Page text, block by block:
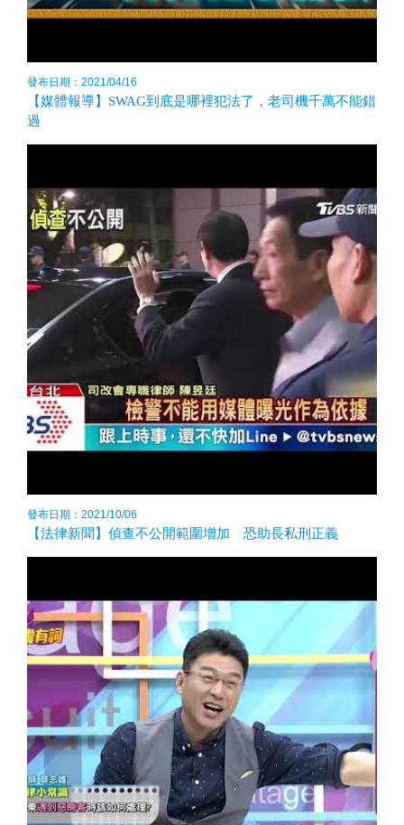
發布日期：2021/04/16
【媒體報導】SWAG到底是哪裡犯法了，老司機千萬不能錯
過
發布日期：2021/10/06
【法律新聞】偵查不公開範圍增加 恐助長私刑正義